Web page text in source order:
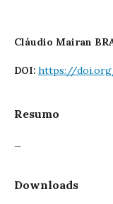
Cláudio Mairan
DOI: https://doi.org/
Resumo
Downloads